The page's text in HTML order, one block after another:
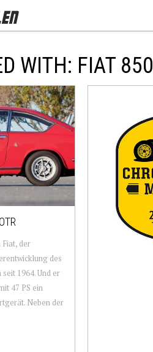
WITH: FIAT 850
der
des
1964. Und er
47 PS ein
Neben der